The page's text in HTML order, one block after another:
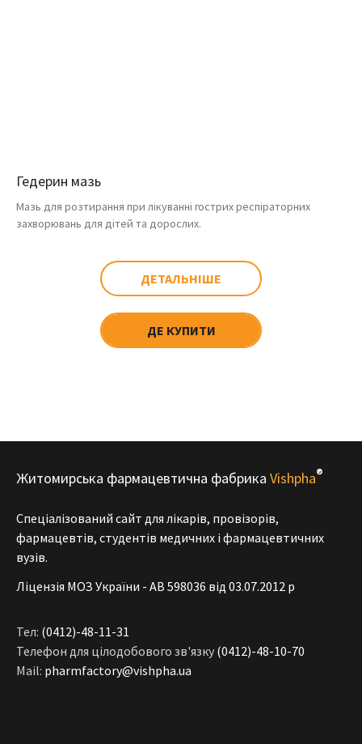
Гедерин мазь
Мазь для розтирання при лікуванні гострих респіраторних
захворювань для дітей та дорослих.
ДЕТАЛЬНІШЕ
ДЕ КУПИТИ
Житомирська фармацевтична фабрика Vishpha®
Спеціалізований сайт для лікарів, провізорів,
фармацевтів, студентів медичних і фармацевтичних
вузів.
Ліцензія МОЗ України - АВ 598036 від 03.07.2012 р
Тел: (0412)-48-11-31
Телефон для цілодобового зв'язку (0412)-48-10-70
Mail: pharmfactory@vishpha.ua